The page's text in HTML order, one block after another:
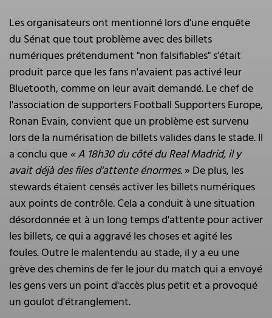
Les organisateurs ont mentionné lors d'une enquête
du Sénat que tout problème avec des billets
numériques prétendument "non falsifiables" s'était
produit parce que les fans n'avaient pas activé leur
Bluetooth, comme on leur avait demandé. Le chef de
l'association de supporters Football Supporters Europe,
Ronan Evain, convient que un problème est survenu
lors de la numérisation de billets valides dans le stade. Il
a conclu que« A 18h30 du côté du Real Madrid, il y
avait déjà des files d'attente énormes.» De plus, les
stewards étaient censés activer les billets numériques
aux points de contrôle. Cela a conduit à une situation
désordonnée et à un long temps d'attente pour activer
les billets, ce qui a aggravé les choses et agité les
foules. Outre le malentendu au stade, il y a eu une
grève des chemins de fer le jour du match qui a envoyé
les gens vers un point d'accès plus petit et a provoqué
un goulot d'étranglement.